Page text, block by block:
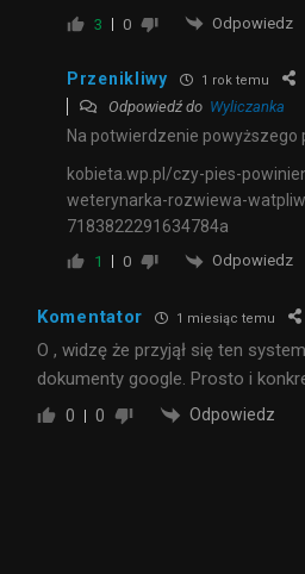
3 0 Odpowiedz
Przenikliwy 1 rok temu
Odpowiedź do Wyliczanka
Na potwierdzenie powyższego
kobieta.wp.pl/czy-pies-
weterynarka-rozwiewa-
7183822291634784a
1 0 Odpowiedz
Komentator 1 miesiąc temu
O , widzę że przyjął się ten
dokumenty google. Prosto i
0 0 Odpowiedz